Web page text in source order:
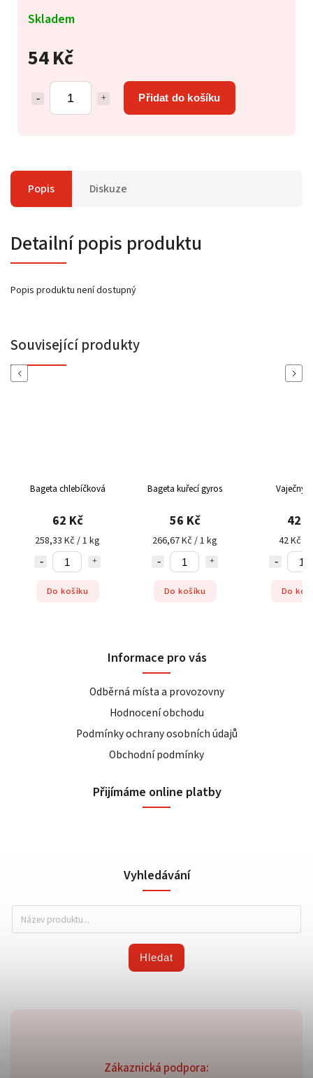
54 Kč
Přidat do košíku
Skladem
Popis Diskuze
Detailní popis produktu
Popis produktu není dostupný
Související produkty
Previous
Bageta chlebíčková
62 Kč
258,33 Kč / 1 kg
Do košíku
Bageta kuřecí gyros
56 Kč
266,67 Kč / 1 kg
Do košíku
Vaječný
42
42 Kč /
Do
Next
Zákaznická podpora:
Informace pro vás
Odběrná místa a provozovny
Hodnocení obchodu
Podmínky ochrany osobních údajů
Obchodní podmínky
Přijímáme online platby
Vyhledávání
Hledat